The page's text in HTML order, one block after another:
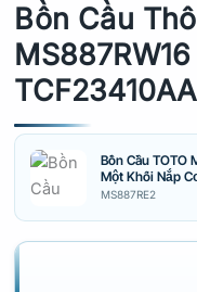
Bồn Cầu
Bồn Cầu TOTO
Một Khối Nắp
MS887RE2